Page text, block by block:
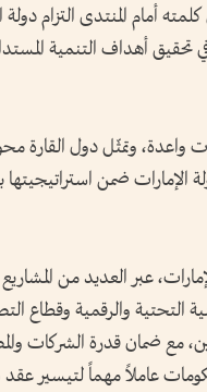
أمام المنتدى التزام
تحقيق أهداف التنمية
واعدة، وتمثّل دول
ضمن استراتيجيتها
عبر العديد من المشاريع
التحتية والرقمية وقطاع
مع ضمان قدرة الشركات
عاملاً مهماً لتيسير